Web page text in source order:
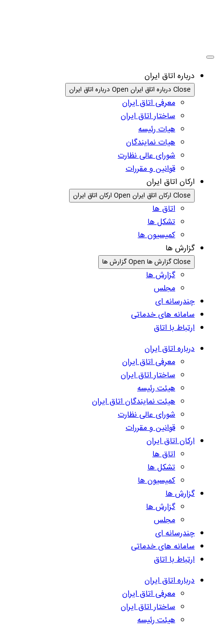
درباره اتاق ایران
Close درباره اتاق ایران Open درباره اتاق ایران
معرفی اتاق ایران
ساختار اتاق ایران
هیات رئیسه
هیات نمایندگان
شورای عالی نظارت
قوانین و مقررات
ارکان اتاق ایران
Close ارکان اتاق ایران Open ارکان اتاق ایران
اتاق ها
تشکل ها
کمیسیون ها
گزارش ها
Close گزارش ها Open گزارش ها
گزارش ها
مجلس
چندرسانه ای
سامانه های خدماتی
ارتباط با اتاق
درباره اتاق ایران
معرفی اتاق ایران
ساختار اتاق ایران
هیئت رئیسه
هیئت نمایندگان اتاق ایران
شورای عالی نظارت
قوانین و مقررات
ارکان اتاق ایران
اتاق ها
تشکل ها
کمیسیون ها
گزارش ها
گزارش ها
مجلس
چندرسانه ای
سامانه های خدماتی
ارتباط با اتاق
درباره اتاق ایران
معرفی اتاق ایران
ساختار اتاق ایران
هیئت رئیسه